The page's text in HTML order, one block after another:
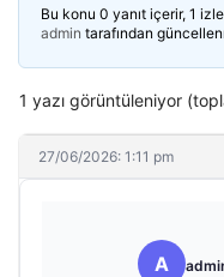
Bu konu 0 yanıt içerir, 1
admin tarafından
1 yazı görüntüleniyor
27/06/2026: 1:11 pm
A